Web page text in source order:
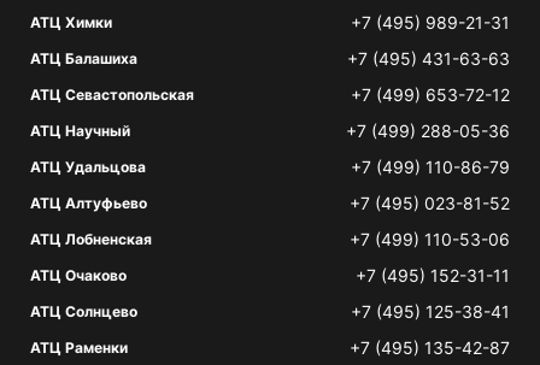
АТЦ Химки +7 (495) 989-21-31
АТЦ Балашиха +7 (495) 431-63-63
АТЦ Севастопольская +7 (499) 653-72-12
АТЦ Научный +7 (499) 288-05-36
АТЦ Удальцова +7 (499) 110-86-79
АТЦ Алтуфьево +7 (495) 023-81-52
АТЦ Лобненская +7 (499) 110-53-06
АТЦ Очаково +7 (495) 152-31-11
АТЦ Солнцево +7 (495) 125-38-41
АТЦ Раменки +7 (495) 135-42-87